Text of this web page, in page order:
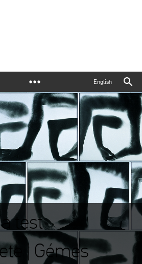
English
test
| Gémes